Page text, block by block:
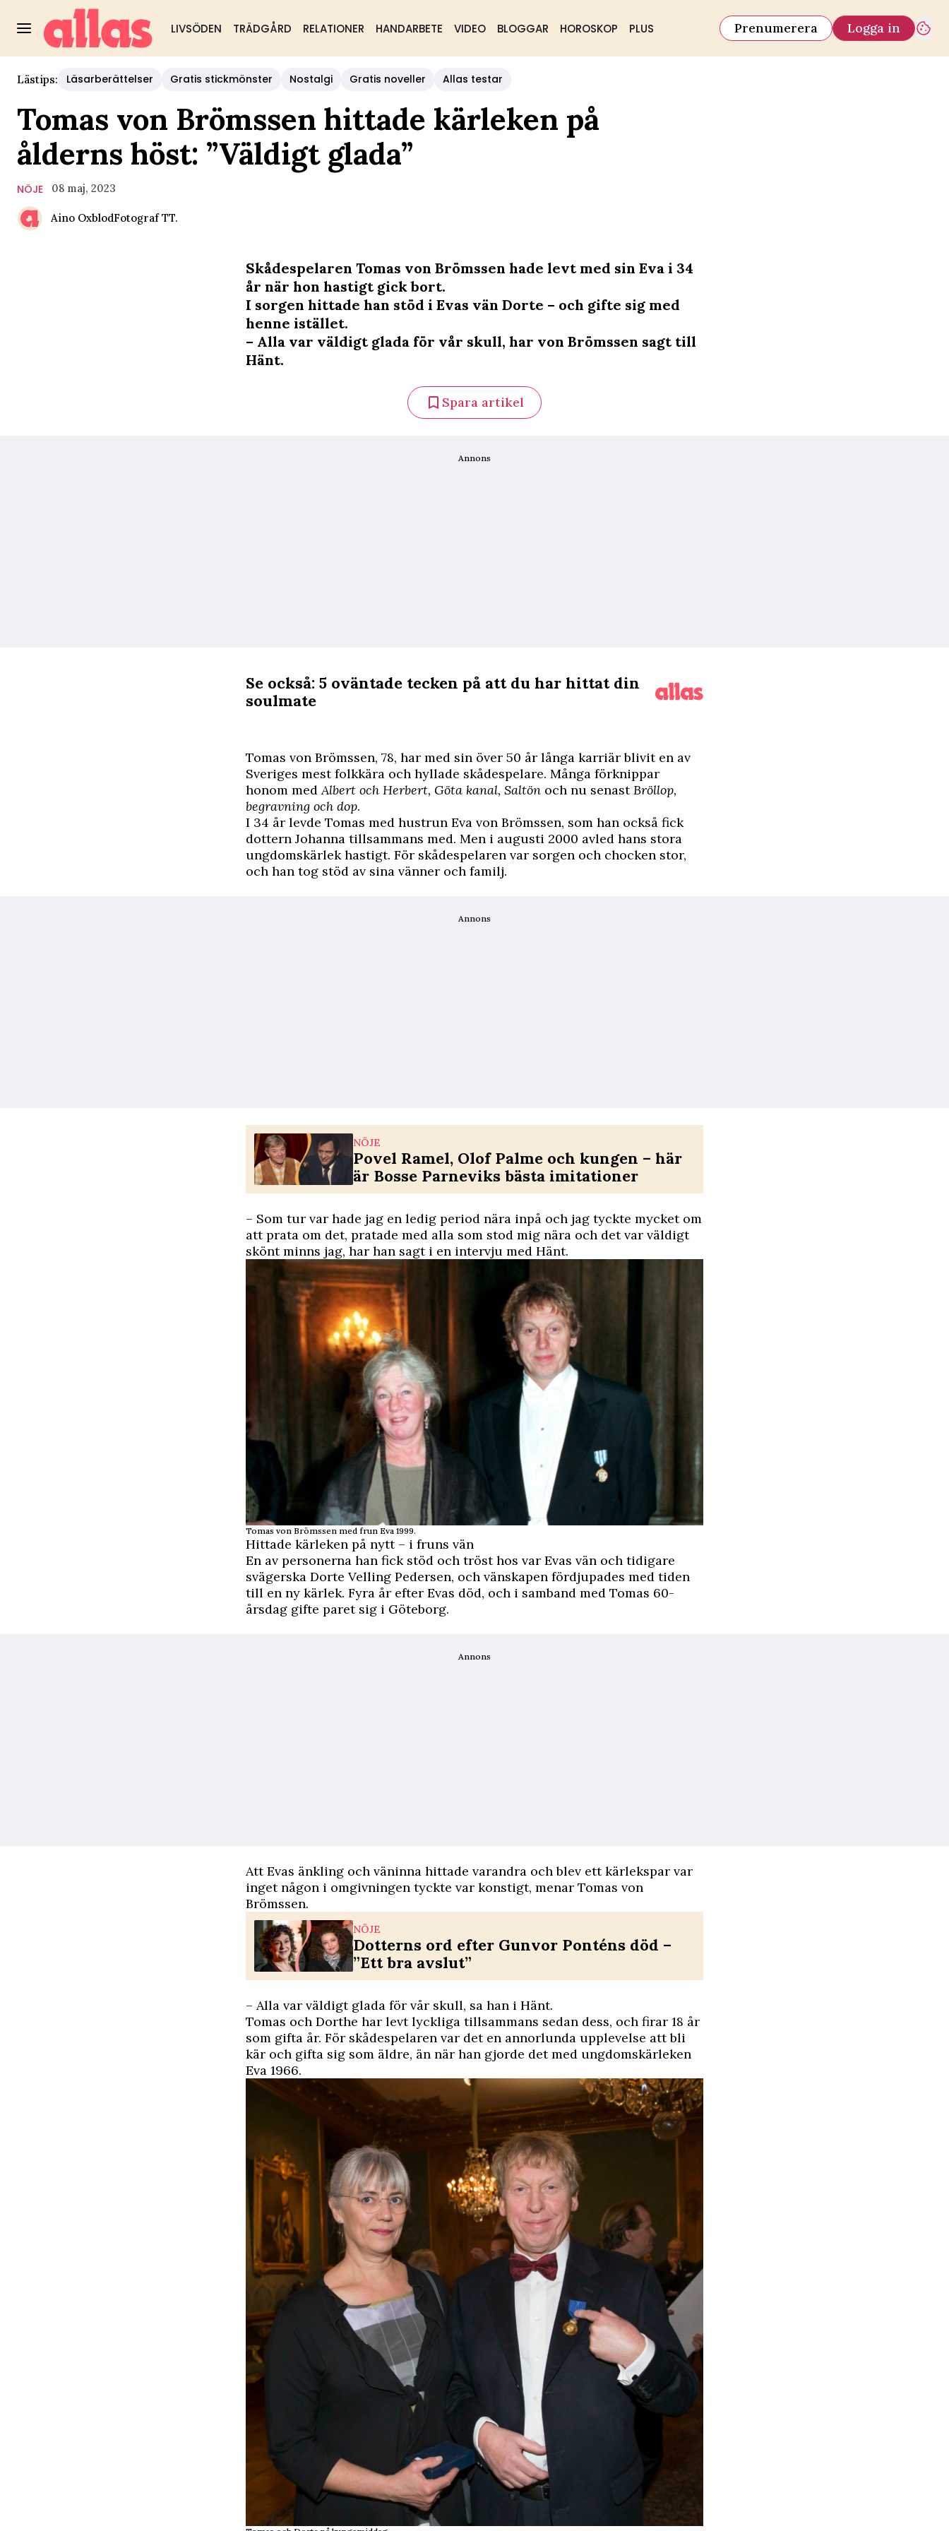
LIVSÖDEN TRÄDGÅRD RELATIONER HANDARBETE VIDEO BLOGGAR HOROSKOP PLUS Prenumerera Logga in
Lästips: Läsarberättelser Gratis stickmönster Nostalgi Gratis noveller Allas testar
Tomas von Brömssen hittade kärleken på
ålderns höst: ”Väldigt glada”
NÖJE 08 maj, 2023
Aino OxblodFotograf TT.
Skådespelaren Tomas von Brömssen hade levt med sin Eva i 34
år när hon hastigt gick bort.
I sorgen hittade han stöd i Evas vän Dorte – och gifte sig med
henne istället.
– Alla var väldigt glada för vår skull, har von Brömssen sagt till
Hänt.
Spara artikel
Annons
Se också: 5 oväntade tecken på att du har hittat din
soulmate
Tomas von Brömssen, 78, har med sin över 50 år långa karriär blivit en av
Sveriges mest folkkära och hyllade skådespelare. Många förknippar
honom medAlbert och Herbert, Göta kanal, Saltön och nu senastBröllop,
begravning och dop.
I 34 år levde Tomas med hustrun Eva von Brömssen, som han också fick
dottern Johanna tillsammans med. Men i augusti 2000 avled hans stora
ungdomskärlek hastigt. För skådespelaren var sorgen och chocken stor,
och han tog stöd av sina vänner och familj.
Annons
NÖJE
Povel Ramel, Olof Palme och kungen – här
är Bosse Parneviks bästa imitationer
– Som tur var hade jag en ledig period nära inpå och jag tyckte mycket om
att prata om det, pratade med alla som stod mig nära och det var väldigt
skönt minns jag, har han sagt i en intervju med Hänt.
Tomas von Brömssen med frun Eva 1999.
Hittade kärleken på nytt – i fruns vän
En av personerna han fick stöd och tröst hos var Evas vän och tidigare
svägerska Dorte Velling Pedersen, och vänskapen fördjupades med tiden
till en ny kärlek. Fyra år efter Evas död, och i samband med Tomas 60-
årsdag gifte paret sig i Göteborg.
Annons
Att Evas änkling och väninna hittade varandra och blev ett kärlekspar var
inget någon i omgivningen tyckte var konstigt, menar Tomas von
Brömssen.
NÖJE
Dotterns ord efter Gunvor Ponténs död –
”Ett bra avslut”
– Alla var väldigt glada för vår skull, sa han i Hänt.
Tomas och Dorthe har levt lyckliga tillsammans sedan dess, och firar 18 år
som gifta år. För skådespelaren var det en annorlunda upplevelse att bli
kär och gifta sig som äldre, än när han gjorde det med ungdomskärleken
Eva 1966.